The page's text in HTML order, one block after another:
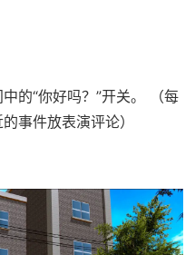
的“你好吗？”开关。 （每
事件放表演评论）